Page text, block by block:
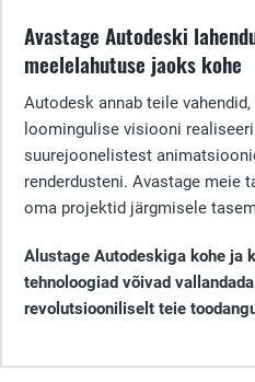
Avastage Autodeski
meelelahutuse jaoks kohe
Autodesk annab teile
loomingulise visiooni
suurejoonelistest
renderdusteni. Avastage meie
oma projektid järgmisele
Alustage Autodeskiga kohe ja
tehnoloogiad võivad
revolutsiooniliselt teie